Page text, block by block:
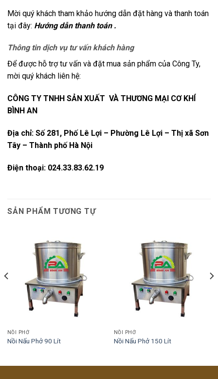
Mời quý khách tham khảo hướng dẫn đặt hàng và thanh toán
tại đây: Hướng dẫn thanh toán .
Thông tin dịch vụ tư vấn khách hàng
Để được hỗ trợ tư vấn và đặt mua sản phẩm của Công Ty,
mời quý khách liên hệ:
CÔNG TY TNHH SẢN XUẤT VÀ THƯƠNG MẠI CƠ KHÍ
BÌNH AN
Địa chỉ: Số 281, Phố Lê Lợi – Phường Lê Lợi – Thị xã Sơn
Tây – Thành phố Hà Nội
Điện thoại: 024.33.83.62.19
SẢN PHẨM TƯƠNG TỰ
NỒI PHỞ
Nồi Nấu Phở 90 Lít
NỒI PHỞ
Nồi Nấu Phở 150 Lít